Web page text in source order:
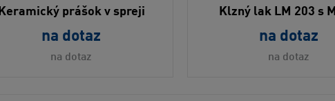
Keramický prášok v spreji
na dotaz
na dotaz
Klzný lak LM 203 s
na dotaz
na dotaz